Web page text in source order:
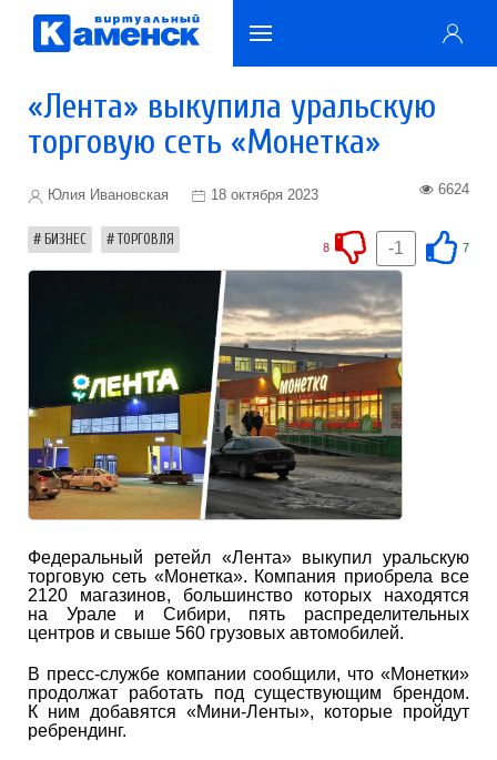
«Лента» выкупила уральскую
торговую сеть «Монетка»
Юлия Ивановская 18 октября 2023 6624
БИЗНЕС ТОРГОВЛЯ 7
-1
8
Федеральный ретейл «Лента» выкупил уральскую
торговую сеть «Монетка». Компания приобрела все
2120 магазинов, большинство которых находятся
на Урале и Сибири, пять распределительных
центров и свыше 560 грузовых автомобилей.
В пресс-службе компании сообщили, что «Монетки»
продолжат работать под существующим брендом.
К ним добавятся «Мини-Ленты», которые пройдут
ребрендинг.